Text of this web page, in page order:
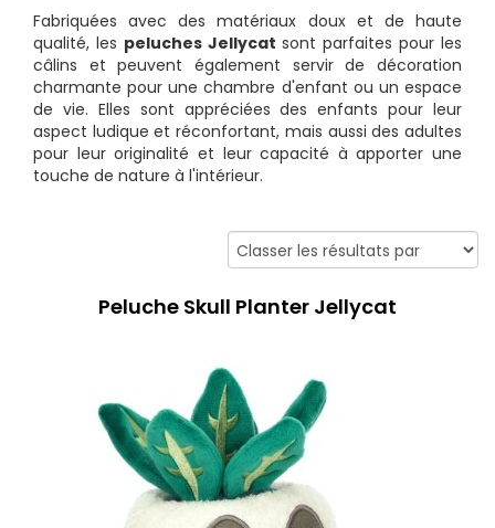
Fabriquées avec des matériaux doux et de haute
qualité, les peluches Jellycat sont parfaites pour les
câlins et peuvent également servir de décoration
charmante pour une chambre d'enfant ou un espace
de vie. Elles sont appréciées des enfants pour leur
aspect ludique et réconfortant, mais aussi des adultes
pour leur originalité et leur capacité à apporter une
touche de nature à l'intérieur.
Peluche Skull Planter Jellycat